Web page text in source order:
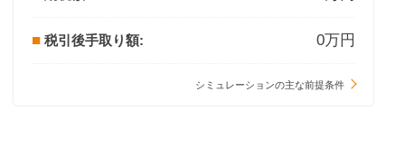
税引後手取り額 0万円
シミュレーションの主な前提条件